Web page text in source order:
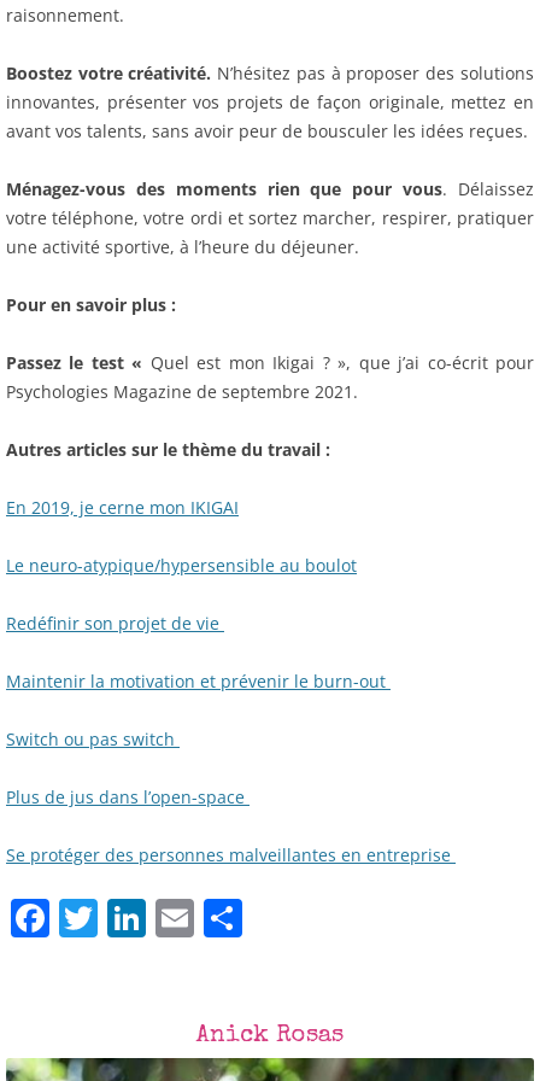
raisonnement.
Boostez votre créativité. N’hésitez pas à proposer des solutions
innovantes, présenter vos projets de façon originale, mettez en
avant vos talents, sans avoir peur de bousculer les idées reçues.
Ménagez-vous des moments rien que pour vous. Délaissez
votre téléphone, votre ordi et sortez marcher, respirer, pratiquer
une activité sportive, à l’heure du déjeuner.
Pour en savoir plus :
Passez le test « Quel est mon Ikigai ? », que j’ai co-écrit pour
Psychologies Magazine de septembre 2021.
Autres articles sur le thème du travail :
En 2019, je cerne mon IKIGAI
Le neuro-atypique/hypersensible au boulot
Redéfinir son projet de vie
Maintenir la motivation et prévenir le burn-out
Switch ou pas switch
Plus de jus dans l’open-space
Se protéger des personnes malveillantes en entreprise
F T Li E
l g
Anick Rosas